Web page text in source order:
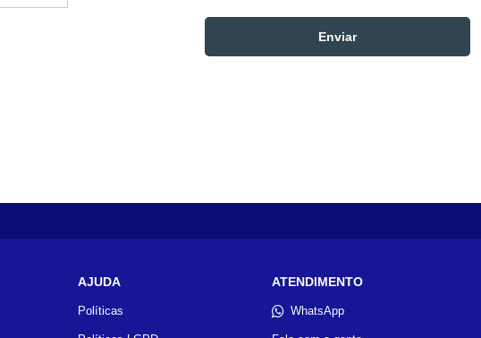
AJUDA
Políticas
ATENDIMENTO
WhatsApp